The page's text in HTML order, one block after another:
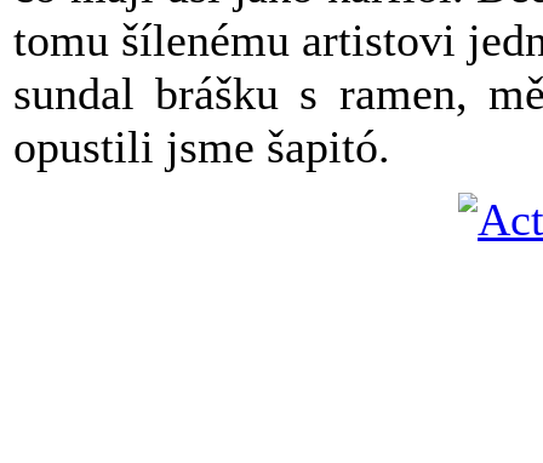
tomu šílenému artistovi
sundal brášku s ramen,
opustili jsme šapitó.